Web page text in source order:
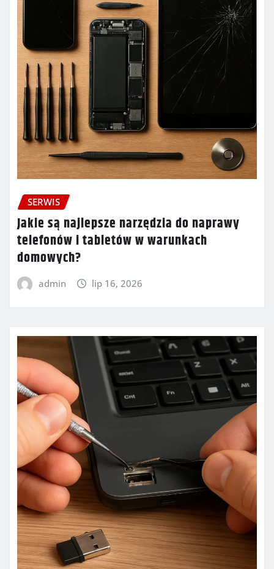
SERWIS
Jakie są najlepsze narzędzia do naprawy
telefonów i tabletów w warunkach
domowych?
admin lip 16, 2026